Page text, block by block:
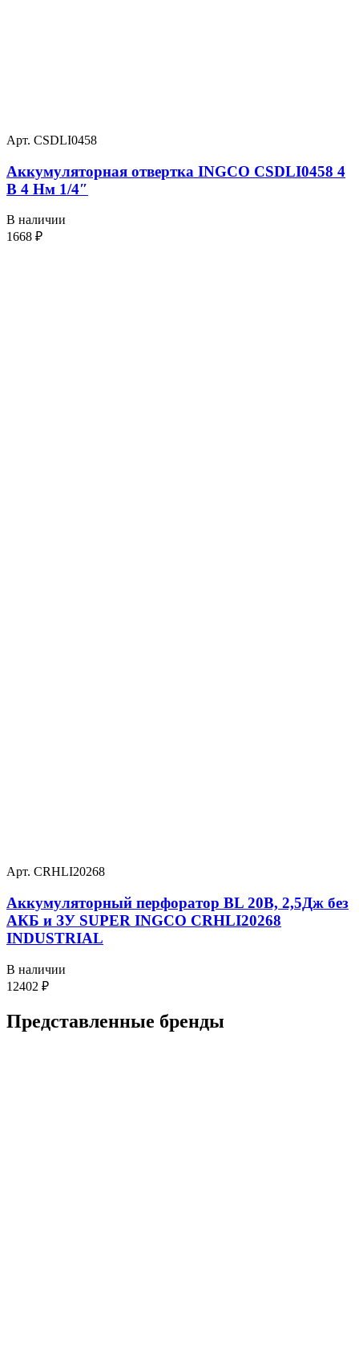
Арт. CSDLI0458
Аккумуляторная отвертка INGCO CSDLI0458 4
В 4 Нм 1/4″
В наличии
1668 ₽
Арт. CRHLI20268
Аккумуляторный перфоратор BL 20В, 2,5Дж без
АКБ и ЗУ SUPER INGCO CRHLI20268
INDUSTRIAL
В наличии
12402 ₽
Представленные бренды